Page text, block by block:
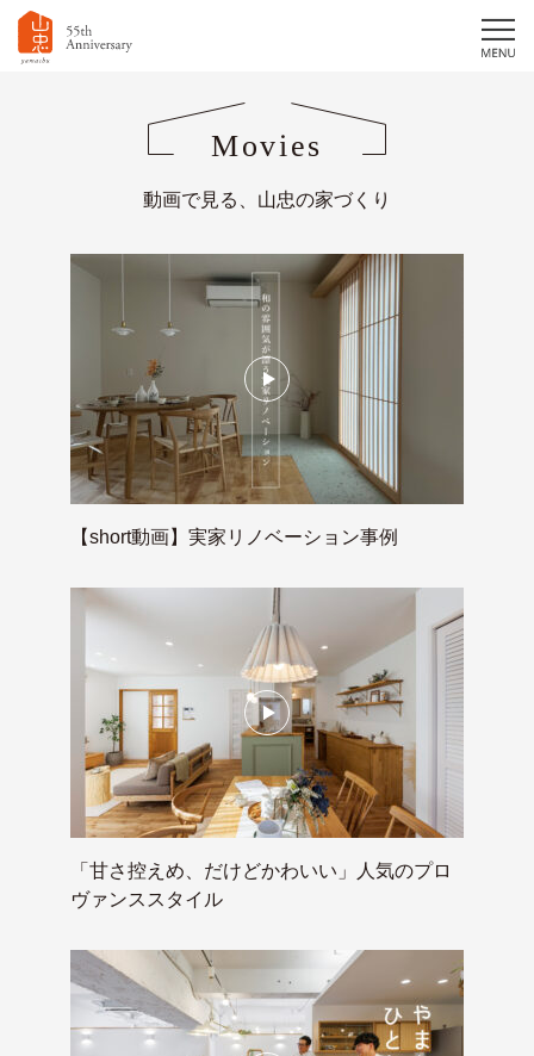
Movies
動画で見る、山忠の家づくり
【short動画】実家リノベーション事例
「甘さ控えめ、だけどかわいい」人気のプロ
ヴァンススタイル